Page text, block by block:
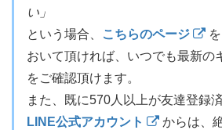
い」
という場合、
こちらのページ
おいて頂ければ、いつでも最新の
をご確認頂けます。
また、既に570人以上が友達登録済
LINE公式アカウント
からは、